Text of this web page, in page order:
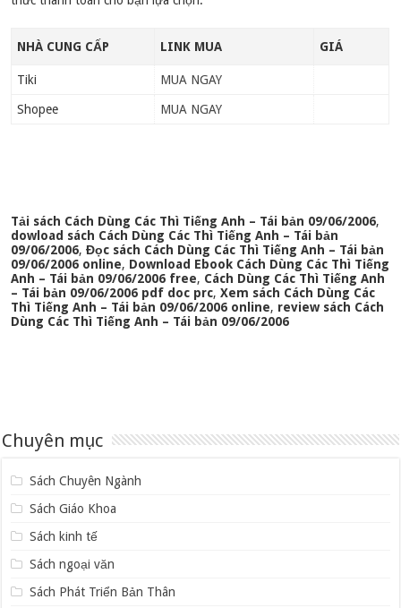
NHÀ CUNG CẤP LINK MUA GIÁ
Tiki MUA NGAY
Shopee MUA NGAY
Tải sách Cách Dùng Các Thì Tiếng Anh – Tái bản 09/06/2006,
dowload sách Cách Dùng Các Thì Tiếng Anh – Tái bản
09/06/2006,Đọc sách Cách Dùng Các Thì Tiếng Anh – Tái bản
09/06/2006 online, Download Ebook Cách Dùng Các Thì Tiếng
Anh – Tái bản 09/06/2006 free, Cách Dùng Các Thì Tiếng Anh
– Tái bản 09/06/2006 pdf doc prc,Xem sách Cách Dùng Các
Thì Tiếng Anh – Tái bản 09/06/2006 online, review sách Cách
Dùng Các Thì Tiếng Anh – Tái bản 09/06/2006
Chuyên mục
Sách Chuyên Ngành
Sách Giáo Khoa
Sách kinh tế
Sách ngoại văn
Sách Phát Triển Bản Thân